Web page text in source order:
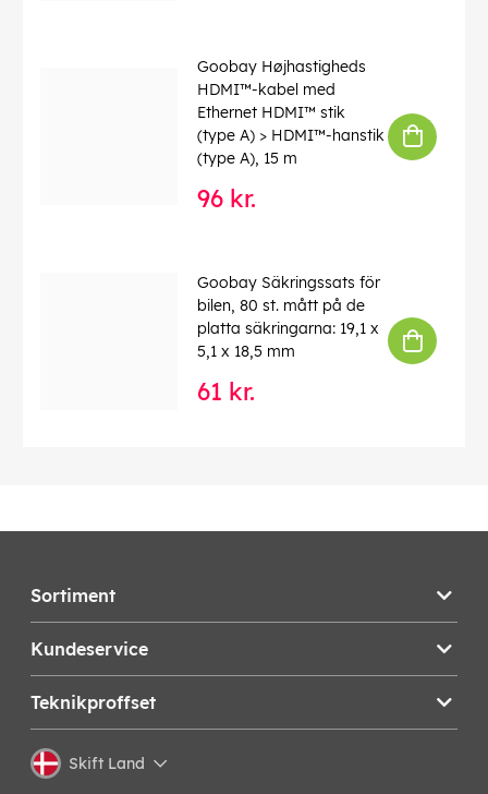
Goobay Højhastigheds
HDMI™-kabel med
Ethernet HDMI™ stik
(type A) > HDMI™-hanstik
(type A), 15 m
96 kr.
Goobay Säkringssats för
bilen, 80 st. mått på de
platta säkringarna: 19,1 x
5,1 x 18,5 mm
61 kr.
Sortiment
Kundeservice
Teknikproffset
Skift Land